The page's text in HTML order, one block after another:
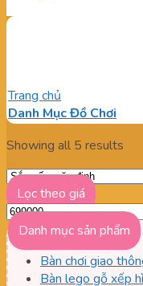
Trang chủ
Danh Mục Đồ Chơi
Showing all 5 results
Lọc theo giá
Giá
tối
thiểu
Danh mục sản phẩm
Bàn chơi giao
Bàn lego gỗ xếp